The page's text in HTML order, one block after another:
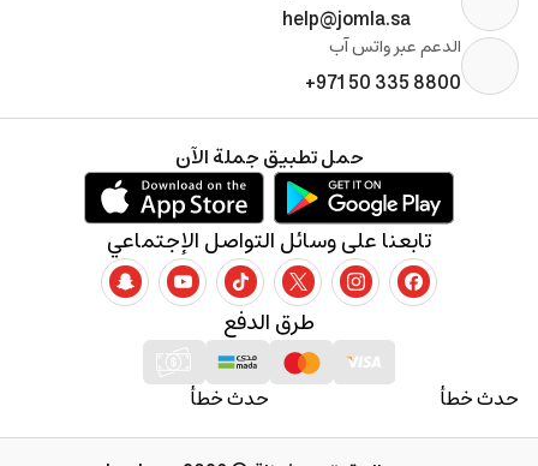
help@jomla.sa
الدعم عبر واتس آب
+971 50 335 8800
حدث خطأ حدث خطأ
طرق الدفع
تابعنا على وسائل التواصل الإجتماعي
حمل تطبيق جملة الآن